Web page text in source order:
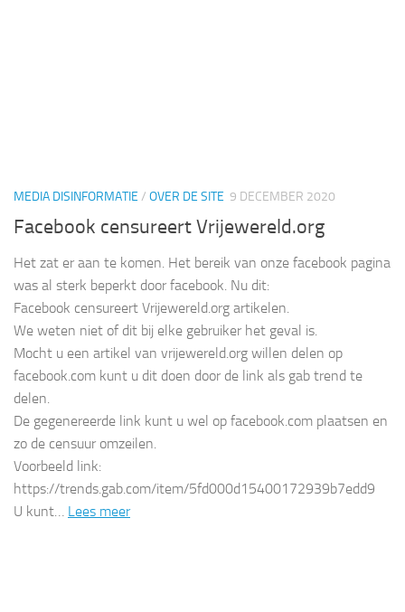
MEDIA DISINFORMATIE / OVER DE SITE 9 DECEMBER 2020
Facebook censureert Vrijewereld.org
Het zat er aan te komen. Het bereik van onze facebook pagina
was al sterk beperkt door facebook. Nu dit:
Facebook censureert Vrijewereld.org artikelen.
We weten niet of dit bij elke gebruiker het geval is.
Mocht u een artikel van vrijewereld.org willen delen op
facebook.com kunt u dit doen door de link als gab trend te
delen.
De gegenereerde link kunt u wel op facebook.com plaatsen en
zo de censuur omzeilen.
Voorbeeld link:
https://trends.gab.com/item/5fd000d15400172939b7edd9
U kunt… Lees meer